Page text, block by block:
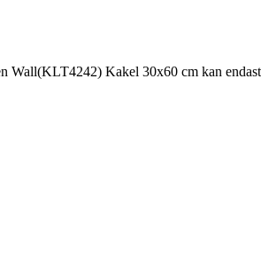
Kakel 30x60 cm kan